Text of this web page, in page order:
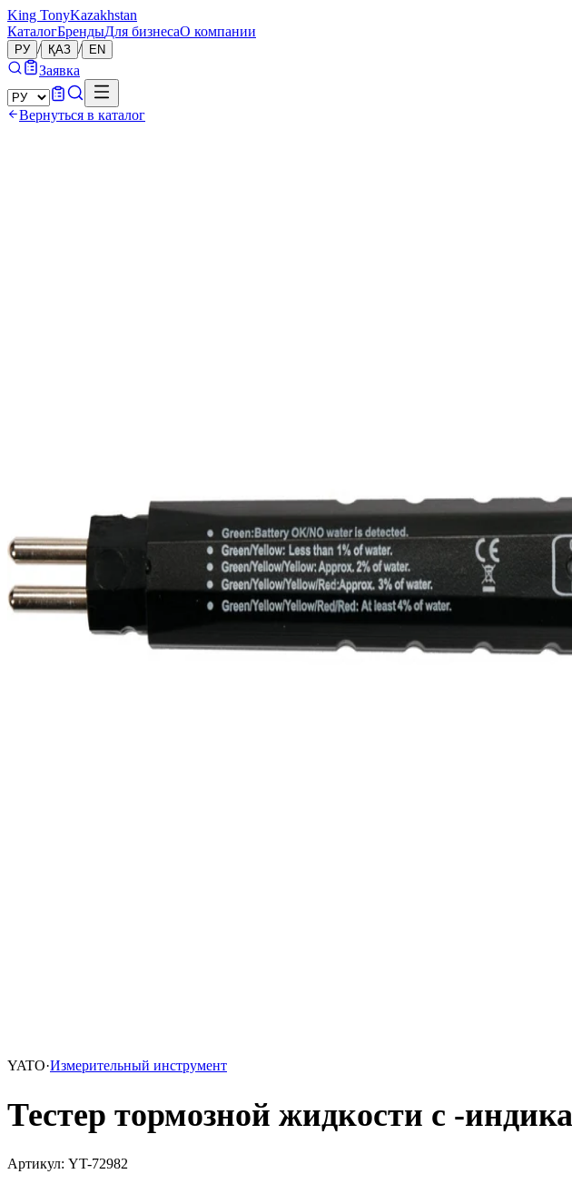
King TonyKazakhstan
КаталогБрендыДля бизнесаО компании
РУ / ҚАЗ / EN
Заявка
Вернуться в каталог
YATO·Измерительный инструмент
Тестер тормозной жидкости с -
Артикул: YT-72982